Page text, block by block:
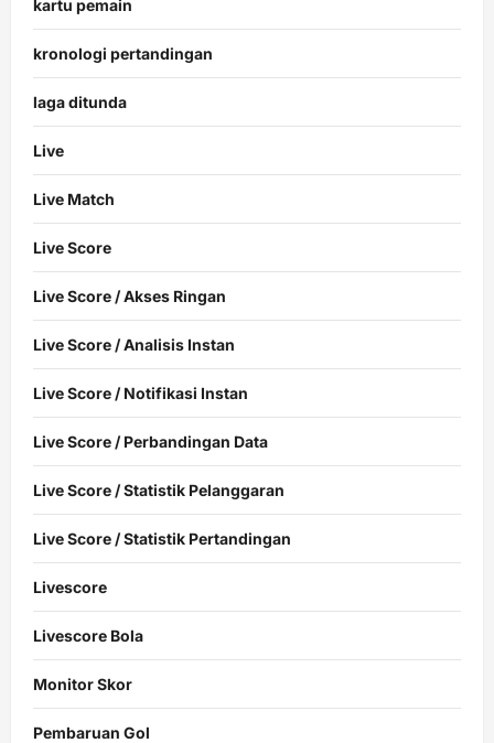
kartu pemain
kronologi pertandingan
laga ditunda
Live
Live Match
Live Score
Live Score / Akses Ringan
Live Score / Analisis Instan
Live Score / Notifikasi Instan
Live Score / Perbandingan Data
Live Score / Statistik Pelanggaran
Live Score / Statistik Pertandingan
Livescore
Livescore Bola
Monitor Skor
Pembaruan Gol